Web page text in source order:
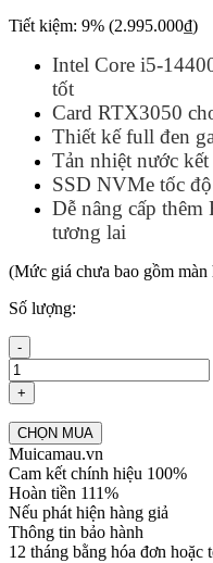
Tiết kiệm: 9% (2.995.000₫)
Intel Core i5-
tốt
Card RTX3050
Thiết kế full đen
Tản nhiệt nước
SSD NVMe tốc
Dễ nâng cấp
tương lai
(Mức giá chưa bao gồm
Số lượng:
-
+
CHỌN MUA
Muicamau.vn
Cam kết chính hiệu 100%
Hoàn tiền 111%
Nếu phát hiện hàng giả
Thông tin bảo hành
12 tháng bằng hóa đơn hoặc